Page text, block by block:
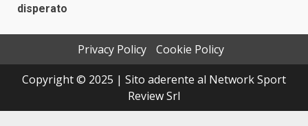
disperato
Privacy Policy
Cookie Policy
Copyright © 2025 | Sito aderente al Network Sport
Review Srl